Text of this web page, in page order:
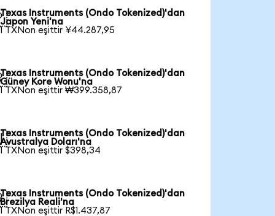
Texas Instruments (Ondo Tokenized)'dan
Japon Yeni'na
1 TXNon eşittir ¥44.287,95
Texas Instruments (Ondo Tokenized)'dan
Güney Kore Wonu'na
1 TXNon eşittir ₩399.358,87
Texas Instruments (Ondo Tokenized)'dan
Avustralya Doları'na
1 TXNon eşittir $398,34
Texas Instruments (Ondo Tokenized)'dan
Brezilya Reali'na
1 TXNon eşittir R$1.437,87